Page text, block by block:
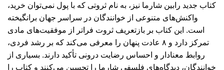
کتاب جدید رابین شارما نیز، به نام ثروتی که با پول نمی‌توان خرید،
واکنش‌های متنوعی از خوانندگان در سراسر جهان برانگیخته
است. این کتاب بر بازتعریف ثروت فراتر از موفقیت‌های مادی
تمرکز دارد و ۸ عادت پنهان را معرفی می‌کند که بر رشد فردی،
روابط معنادار و احساس رضایت درونی تأکید دارند. بسیاری از
خوانندگان، دیدگاه‌های فلسفی شارما را تحسین می‌کنند و کتاب را